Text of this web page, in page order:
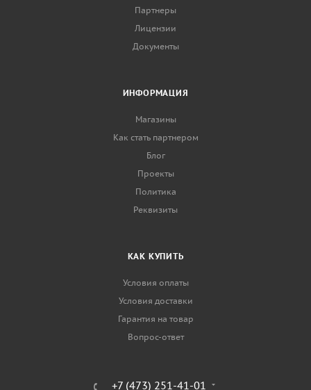
Партнеры
Лицензии
Документы
ИНФОРМАЦИЯ
Магазины
Как стать партнером
Блог
Проекты
Политика
Реквизиты
КАК КУПИТЬ
Условия оплаты
Условия доставки
Гарантия на товар
Вопрос-ответ
+7 (473) 251-41-01